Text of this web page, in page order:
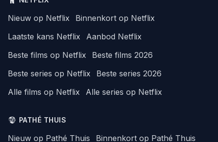
Nieuw op Netflix
Binnenkort op Netflix
Laatste kans Netflix
Aanbod Netflix
Beste films op Netflix
Beste films 2026
Beste series op Netflix
Beste series 2026
Alle films op Netflix
Alle series op Netflix
PATHÉ THUIS
Nieuw op Pathé Thuis
Binnenkort op Pathé Thuis